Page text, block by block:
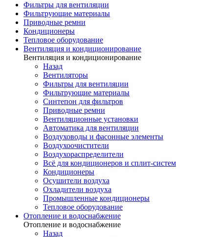
Фильтры для вентиляции
Фильтрующие материалы
Приводные ремни
Кондиционеры
Тепловое оборудование
Вентиляция и кондиционирование
Вентиляция и кондиционирование
Назад
Вентиляторы
Фильтры для вентиляции
Фильтрующие материалы
Синтепон для фильтров
Приводные ремни
Вентиляционные установки
Автоматика для вентиляции
Воздуховоды и фасонные элементы
Воздухоочистители
Воздухораспределители
Всё для кондиционеров и сплит-систем
Кондиционеры
Осушители воздуха
Охладители воздуха
Промышленные кондиционеры
Тепловое оборудование
Отопление и водоснабжение
Отопление и водоснабжение
Назад